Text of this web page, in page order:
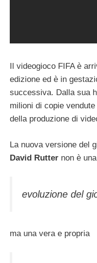
Il videogioco FIFA è
edizione ed è in
successiva. Dalla sua
milioni di copie
della produzione di
La nuova versione del
David Rutter non è
evoluzione del
ma una vera e propria